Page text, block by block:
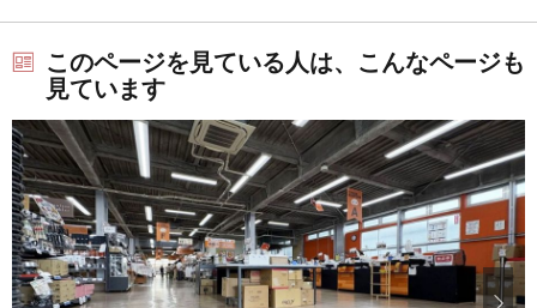
このページを見ている人は、こんなページも
見ています